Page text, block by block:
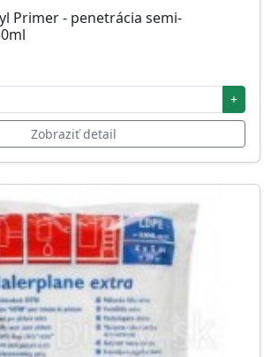
Primer - penetrácia semi-
+
Zobraziť detail